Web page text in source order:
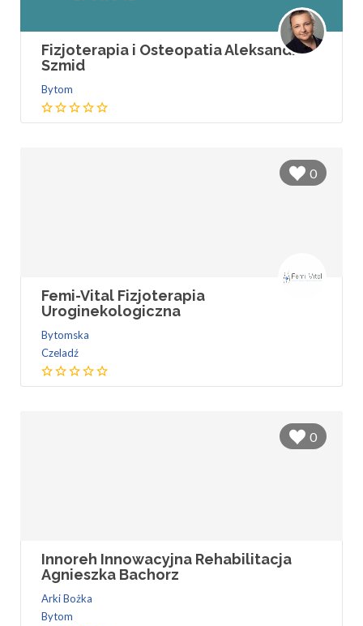
Fizjoterapia i Osteopatia Aleksandra
Szmid
Bytom
0
Femi-Vital Fizjoterapia
Uroginekologiczna
Bytomska
Czeladź
0
Innoreh Innowacyjna Rehabilitacja
Agnieszka Bachorz
Arki Bożka
Bytom